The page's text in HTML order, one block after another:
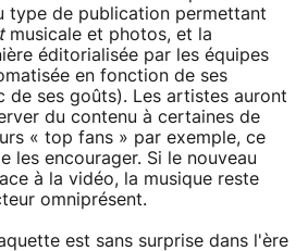
type de publication permettant
musicale et photos, et la
éditorialisée par les équipes
en fonction de ses
de ses goûts). Les artistes auront
du contenu à certaines de
« top fans » par exemple, ce
les encourager. Si le nouveau
à la vidéo, la musique reste
omniprésent.
est sans surprise dans l'ère